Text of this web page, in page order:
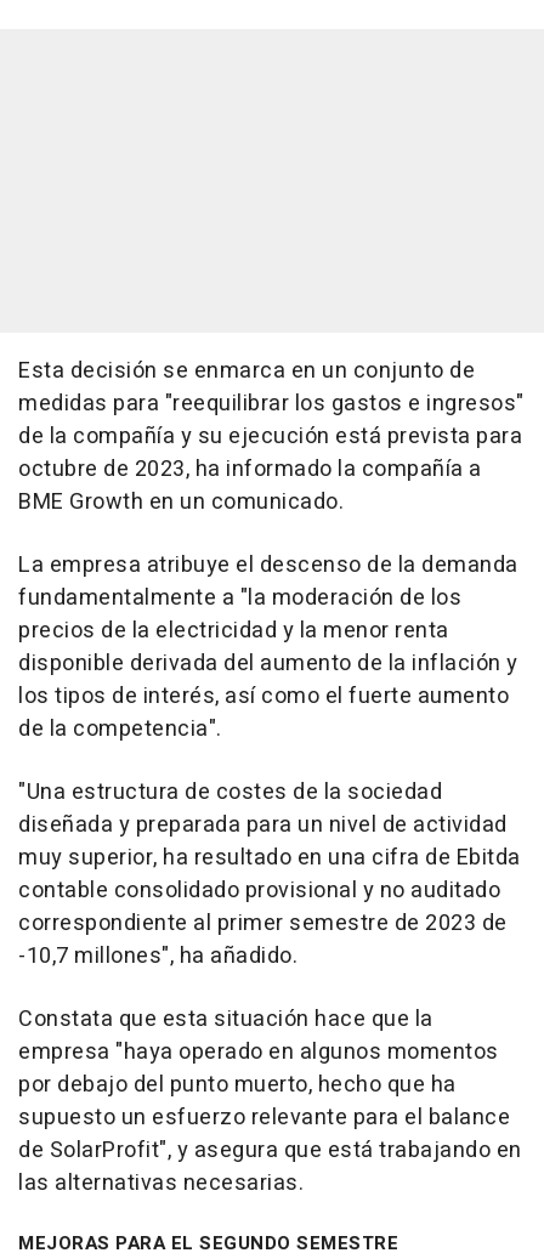
Esta decisión se enmarca en un conjunto de
medidas para "reequilibrar los gastos e ingresos"
de la compañía y su ejecución está prevista para
octubre de 2023, ha informado la compañía a
BME Growth en un comunicado.
La empresa atribuye el descenso de la demanda
fundamentalmente a "la moderación de los
precios de la electricidad y la menor renta
disponible derivada del aumento de la inflación y
los tipos de interés, así como el fuerte aumento
de la competencia".
"Una estructura de costes de la sociedad
diseñada y preparada para un nivel de actividad
muy superior, ha resultado en una cifra de Ebitda
contable consolidado provisional y no auditado
correspondiente al primer semestre de 2023 de
-10,7 millones", ha añadido.
Constata que esta situación hace que la
empresa "haya operado en algunos momentos
por debajo del punto muerto, hecho que ha
supuesto un esfuerzo relevante para el balance
de SolarProfit", y asegura que está trabajando en
las alternativas necesarias.
MEJORAS PARA EL SEGUNDO SEMESTRE